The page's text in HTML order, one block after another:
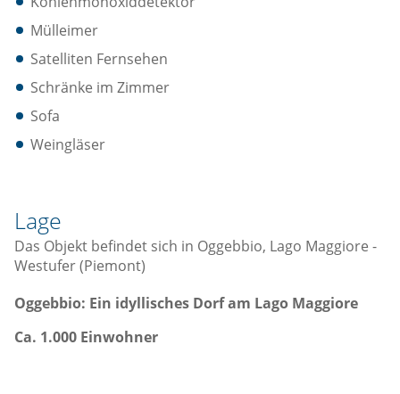
Mülleimer
Satelliten Fernsehen
Schränke im Zimmer
Sofa
Weingläser
Lage
Das Objekt befindet sich in Oggebbio, Lago Maggiore -
Westufer (Piemont)
Oggebbio: Ein idyllisches Dorf am Lago Maggiore
Ca. 1.000 Einwohner